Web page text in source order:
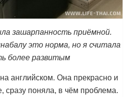
зашарпанность приёмной.
это норма, но я считала
более развитым
английском. Она прекрасно и
сразу поняла, в чём проблема.